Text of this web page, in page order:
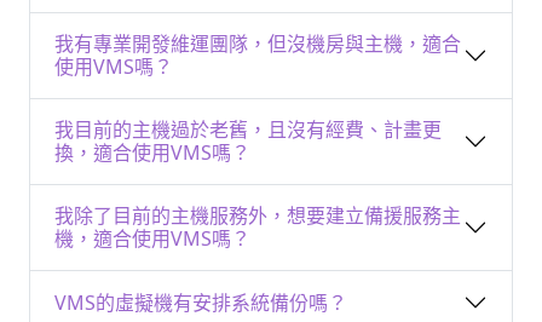
我有專業開發維運團隊，但沒機房與主機，適合
使用VMS嗎？
我目前的主機過於老舊，且沒有經費、計畫更
換，適合使用VMS嗎？
我除了目前的主機服務外，想要建立備援服務主
機，適合使用VMS嗎？
VMS的虛擬機有安排系統備份嗎？